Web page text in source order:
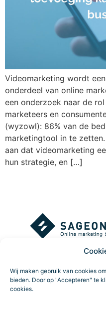
Wij maken gebruik van cookies
bieden. Door op "Accepteren" te
cookies.
Videomarketing wordt
onderdeel van online
een onderzoek naar de
marketeers en
(wyzowl): 86% van de
marketingtool in te
aan dat videomarketing
hun strategie, en […]